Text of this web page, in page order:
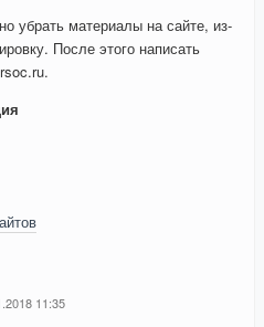
убрать материалы на сайте, из-
После этого написать
11:35